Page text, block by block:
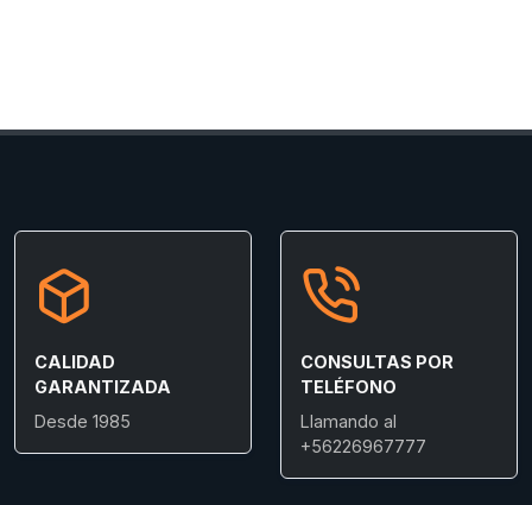
CALIDAD
GARANTIZADA
Desde 1985
CONSULTAS POR
TELÉFONO
Llamando al
+56226967777